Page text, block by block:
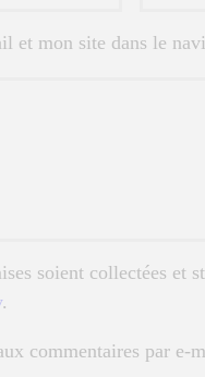
et mon site dans le
soient collectées
.
commentaires par e-